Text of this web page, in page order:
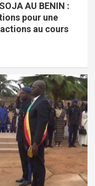
AU BENIN :
pour une
au cours